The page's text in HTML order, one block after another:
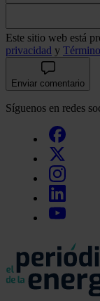
Este sitio web está
privacidad y
Enviar comentario
Síguenos en redes